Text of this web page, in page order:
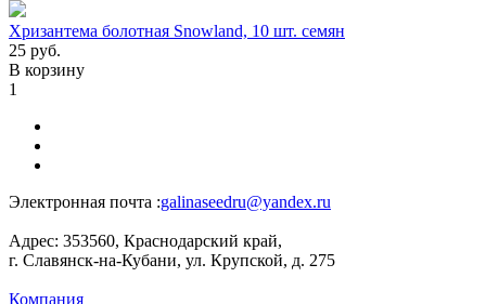
Хризантема болотная Snowland, 10 шт. семян
25 руб.
В корзину
1
Электронная почта :galinaseedru@yandex.ru
Адрес: 353560, Краснодарский край,
г. Славянск-на-Кубани, ул. Крупской, д. 275
Компания